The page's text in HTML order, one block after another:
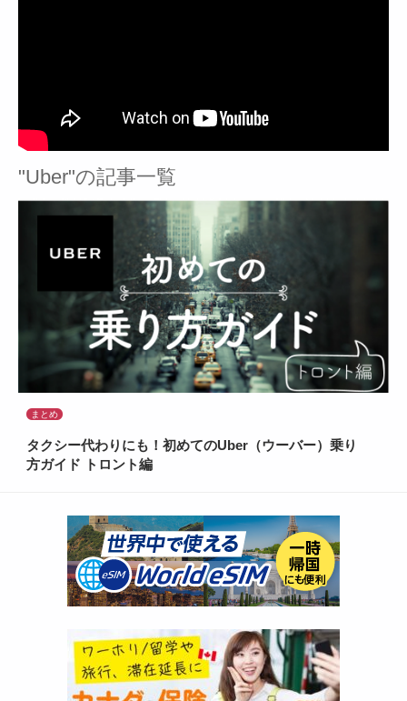
"Uber"の記事一覧
まとめ
タクシー代わりにも！初めてのUber（ウーバー）乗り
方ガイド トロント編